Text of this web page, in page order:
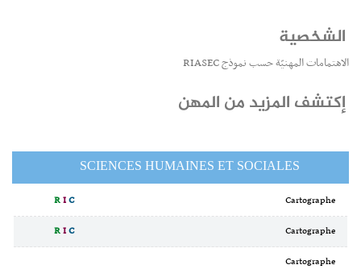
الشخصية
الاهتمامات المهنيّة حسب نموذج RIASEC
إكتشف المزيد من المهن
SCIENCES HUMAINES ET SOCIALES
RIC
RIC